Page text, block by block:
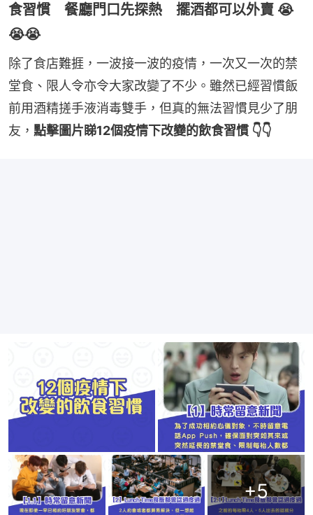
食習慣 餐廳門口先探熱 擺酒都可以外賣 😭
😭😭
除了食店難捱，一波接一波的疫情，一次又一次的禁
堂食、限人令亦令大家改變了不少。雖然已經習慣飯
前用酒精搓手液消毒雙手，但真的無法習慣見少了朋
友， 點擊圖片睇12個疫情下改變的飲食習慣 👇👇
+5